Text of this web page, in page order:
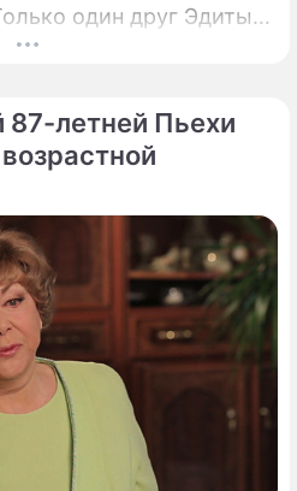
один друг Эдиты
проговорился о
общего творчества.
87-летней Пьехи